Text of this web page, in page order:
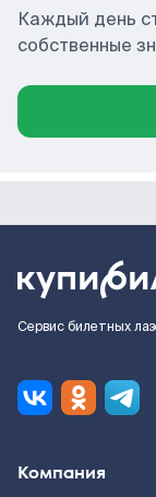
Каждый день
собственные
Сервис билетных
Компания